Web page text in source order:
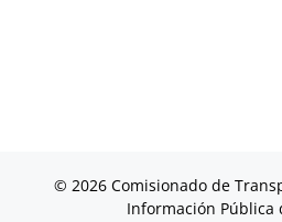
© 2026 Comisionado de
Información Pública